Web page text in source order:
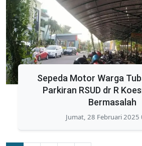
Sepeda Motor Warga
Parkiran RSUD dr R
Bermasalah
Jumat, 28 Februari 2025